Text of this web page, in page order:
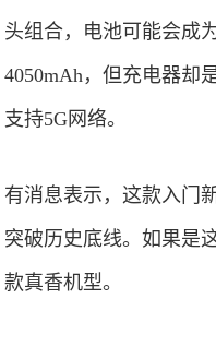
头组合，电池可能会成
4050mAh，但充电器却
支持5G网络。
有消息表示，这款入门
突破历史底线。如果是
款真香机型。